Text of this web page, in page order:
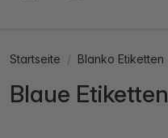
Startseite Blanko Etiketten
Blaue Etiketten